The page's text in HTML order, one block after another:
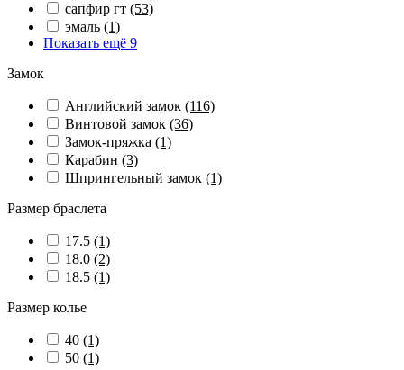
сапфир гт (53)
эмаль (1)
Показать ещё 9
Замок
Английский замок (116)
Винтовой замок (36)
Замок-пряжка (1)
Карабин (3)
Шпрингельный замок (1)
Размер браслета
17.5 (1)
18.0 (2)
18.5 (1)
Размер колье
40 (1)
50 (1)